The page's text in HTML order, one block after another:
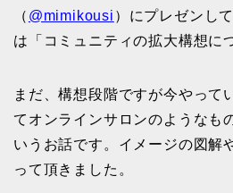
（ @mimikousi ）にプレゼンし
は「コミュニティの拡大構想に
まだ、構想段階ですが今やって
てオンラインサロンのようなも
いうお話です。イメージの図解
って頂きました。